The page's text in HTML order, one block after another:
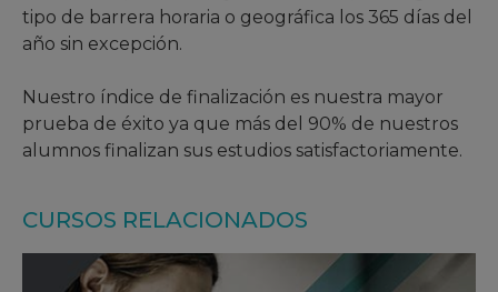
tipo de barrera horaria o geográfica los 365 días del
año sin excepción.
Nuestro índice de finalización es nuestra mayor
prueba de éxito ya que más del 90% de nuestros
alumnos finalizan sus estudios satisfactoriamente.
CURSOS RELACIONADOS